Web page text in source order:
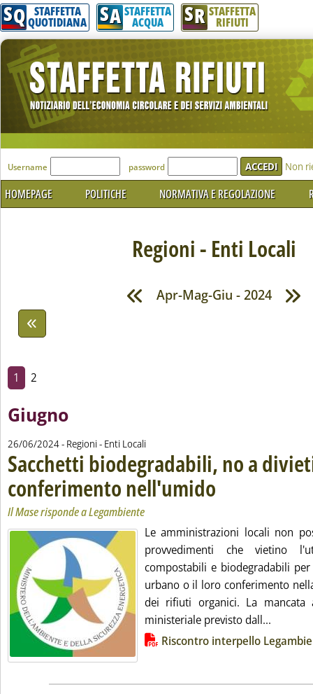
SQ STAFFETTA
QUOTIDIANA SA STAFFETTA
ACQUA SR STAFFETTA
RIFIUTI
'Modulo Login per accedere'
Username password Non
HOMEPAGE POLITICHE NORMATIVA E REGOLAZIONE
Regioni - Enti Locali
Apr-Mag-Giu - 2024
1 2
Giugno
26/06/2024- Regioni - Enti Locali
Sacchetti biodegradabili, no a
conferimento nell'umido
Il Mase risponde a Legambiente
Le amministrazioni locali non
provvedimenti che vietino
compostabili e biodegradabili
urbano o il loro conferimento
dei rifiuti organici. La mancata
ministeriale previsto dall...
Lista allegati PDF alla notiziaRiscontro interpello